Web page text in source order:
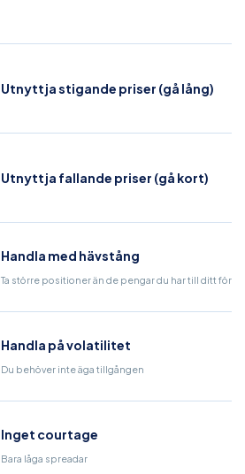
Utnyttja stigande priser (gå lång)
Utnyttja fallande priser (gå kort)
Handla med hävstång
Ta större positioner än de pengar du har till ditt
Handla på volatilitet
Du behöver inte äga tillgången
Inget courtage
Bara låga spreadar